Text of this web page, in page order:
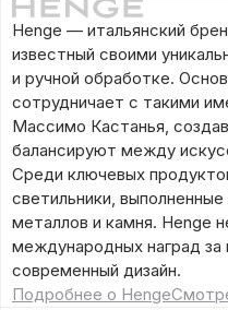
Henge — итальянский
известный своими
и ручной обработке.
сотрудничает с такими
Массимо Кастанья,
балансируют между
Среди ключевых
светильники,
металлов и камня. Henge
международных наград за
современный дизайн.
Подробнее о Henge